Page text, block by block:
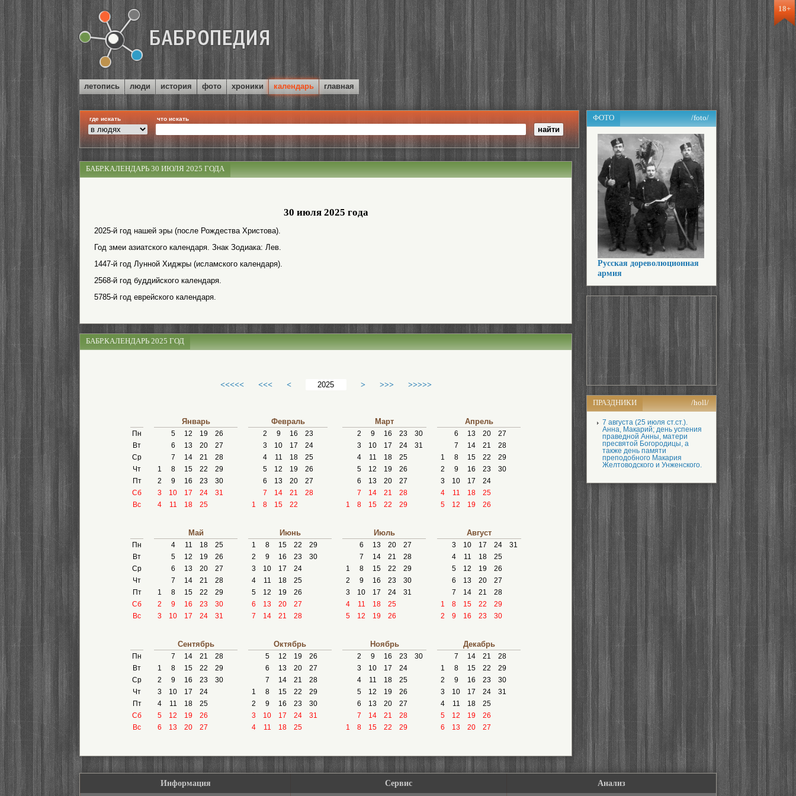
18+
летопись люди история фото хроники календарь главная
где искать что искать ФОТО /foto/
Русская дореволюционная
армия
ПРАЗДНИКИ /holl/
7 августа (25 июля ст.ст.).
Анна, Макарий; день успения
праведной Анны, матери
пресвятой Богородицы, а
также день памяти
преподобного Макария
Желтоводского и Унженского.
БАБР.КАЛЕНДАРЬ 30 ИЮЛЯ 2025 ГОДА
30 июля 2025 года
2025-й год нашей эры (после Рождества Христова).
Год змеи азиатского календаря. Знак Зодиака: Лев.
1447-й год Лунной Хиджры (исламского календаря).
2568-й год буддийского календаря.
5785-й год еврейского календаря.
БАБР.КАЛЕНДАРЬ 2025 ГОД
<<<<< <<< < > >>> >>>>>
Пн
Вт
Ср
Чт
Пт
Сб
Вс
Январь
5 12 19
26
6
13 20
27
7
14 21
28
1
8 15 22
29
2
9 16 23
30
3
10 17 24
31
4
11 18 25
Февраль
2 9 16
23
3
10 17
24
4
11 18
25
5
12 19
26
6
13 20
27
7
14 21
28
1
8 15 22
Март
2 9 16 23
30
3
10 17 24
31
4
11 18
25
5
12 19
26
6
13 20
27
7
14 21
28
1
8 15 22 29
Апрель
6 13 20
27
7
14 21
28
1
8 15 22
29
2
9 16 23
30
3
10 17
24
4
11 18
25
5
12 19 26
Пн
Вт
Ср
Чт
Пт
Сб
Вс
Май
4 11 18
25
5
12 19
26
6
13 20
27
7
14 21
28
1
8 15 22
29
2
9 16 23
30
3
10 17 24 31
Июнь
1 8 15 22
29
2
9 16 23
30
3
10 17
24
4
11 18
25
5
12 19
26
6
13 20
27
7
14 21 28
Июль
6 13 20
27
7
14 21
28
1
8 15 22
29
2
9 16 23
30
3
10 17 24
31
4
11 18
25
5
12 19 26
Август
3 10 17 24
31
4
11 18
25
5
12 19
26
6
13 20
27
7
14 21
28
1
8 15 22
29
2
9 16 23 30
Пн
Вт
Ср
Чт
Пт
Сб
Вс
Сентябрь
7 14 21
28
1
8 15 22
29
2
9 16 23
30
3
10 17
24
4
11 18
25
5
12 19
26
6
13 20 27
Октябрь
5 12 19
26
6
13 20
27
7
14 21
28
1
8 15 22
29
2
9 16 23
30
3
10 17 24
31
4
11 18 25
Ноябрь
2 9 16 23
30
3
10 17
24
4
11 18
25
5
12 19
26
6
13 20
27
7
14 21
28
1
8 15 22 29
Декабрь
7 14 21
28
1
8 15 22
29
2
9 16 23
30
3
10 17 24
31
4
11 18
25
5
12 19
26
6
13 20 27
Информация Сервис Анализ